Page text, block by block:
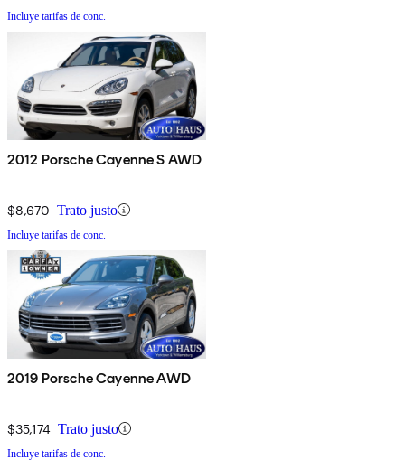
Incluye tarifas de conc.
2012 Porsche Cayenne S AWD
$8,670 Trato justo
Incluye tarifas de conc.
2019 Porsche Cayenne AWD
$35,174 Trato justo
Incluye tarifas de conc.